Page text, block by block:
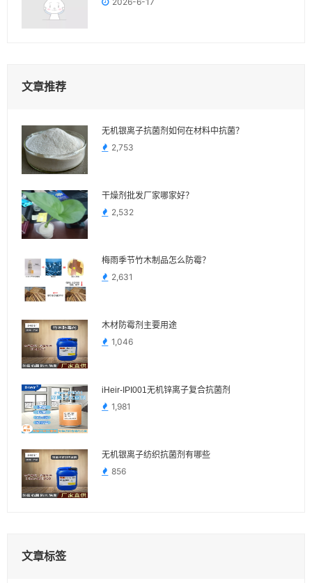
文章推荐
无机银离子抗菌剂如何在材料中抗菌？
2,753
干燥剂批发厂家哪家好？
2,532
梅雨季节竹木制品怎么防霉？
2,631
木材防霉剂主要用途
1,046
iHeir-IPI001无机锌离子复合抗菌剂
1,981
无机银离子纺织抗菌剂有哪些
856
文章标签